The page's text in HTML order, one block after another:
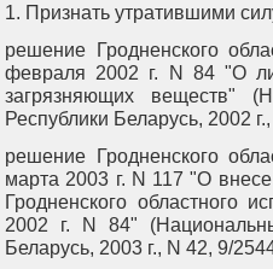
1. Признать утратившими
решение Гродненского
февраля 2002 г. N 84 "О
загрязняющих веществ"
Республики Беларусь, 2002
решение Гродненского
марта 2003 г. N 117 "О
Гродненского областного
2002 г. N 84"
Беларусь, 2003 г., N 42, 9/